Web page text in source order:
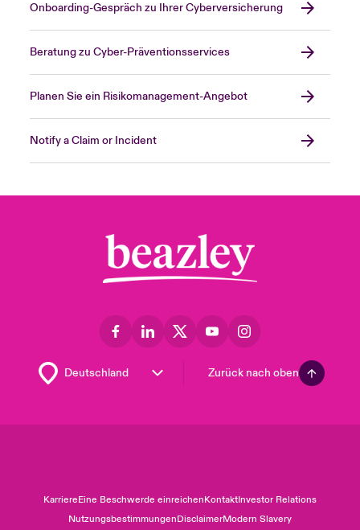
Onboarding-Gespräch zu Ihrer Cyberversicherung
Beratung zu Cyber-Präventionsservices
Planen Sie ein Risikomanagement-Angebot
Notify a Claim or Incident
Zurück nach oben
KarriereEine Beschwerde einreichenKontaktInvestor Relations
NutzungsbestimmungenDisclaimerModern Slavery